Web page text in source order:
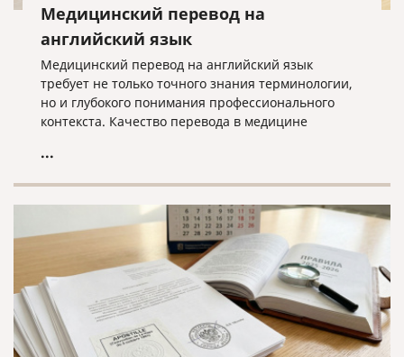
Медицинский перевод на
английский язык
Медицинский перевод на английский язык
требует не только точного знания терминологии,
но и глубокого понимания профессионального
контекста. Качество перевода в медицине
эффективность международной коммуникации.
...